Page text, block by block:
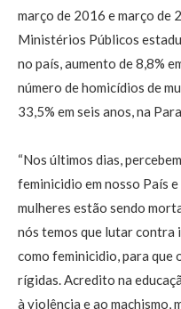
março de 2016 e março de
Ministérios Públicos
no país, aumento de 8,8%
número de homicídios de
33,5% em seis anos, na
“Nos últimos dias,
feminicidio em nosso País
mulheres estão sendo
nós temos que lutar contra
como feminicidio, para que
rígidas. Acredito na
à violência e ao machismo,